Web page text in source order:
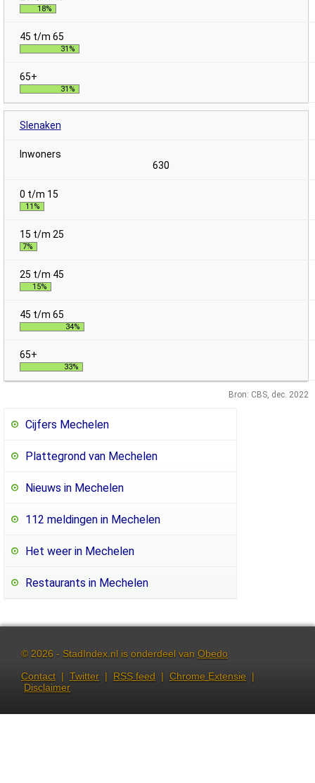
18%
31%
31%
Slenaken
630
11%
7%
15%
34%
33%
Bron: CBS, dec. 2022
Cijfers Mechelen
Plattegrond van Mechelen
Nieuws in Mechelen
112 meldingen in Mechelen
Het weer in Mechelen
Restaurants in Mechelen
© 2026 - StadIndex.nl is onderdeel van Obedo
Contact | Twitter | RSS feed | Chrome Extensie |
Disclaimer